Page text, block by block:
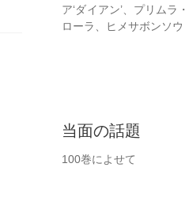
ア‘ダイアン’、プリムラ
ローラ、ヒメサボンソウ
当面の話題
100巻によせて